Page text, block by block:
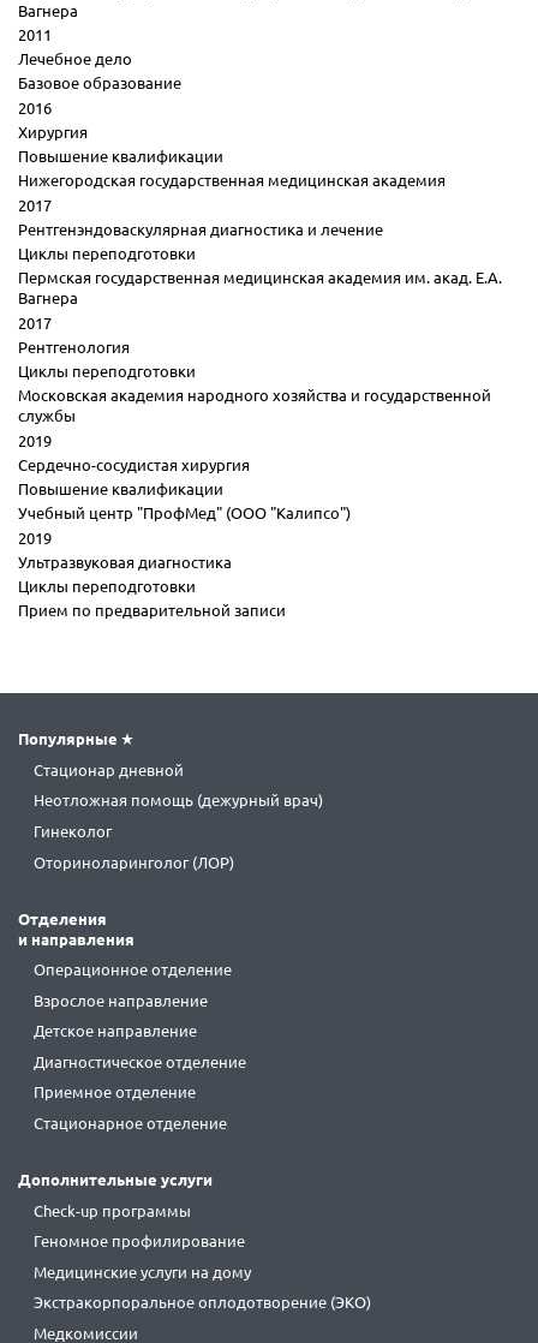
Вагнера
2011
Лечебное дело
Базовое образование
2016
Хирургия
Повышение квалификации
Нижегородская государственная медицинская академия
2017
Рентгенэндоваскулярная диагностика и лечение
Циклы переподготовки
Пермская государственная медицинская академия им. акад. Е.А.
Вагнера
2017
Рентгенология
Циклы переподготовки
Московская академия народного хозяйства и государственной
службы
2019
Сердечно-сосудистая хирургия
Повышение квалификации
Учебный центр "ПрофМед" (ООО "Калипсо")
2019
Ультразвуковая диагностика
Циклы переподготовки
Прием по предварительной записи
Популярные
Стационар дневной
Неотложная помощь (дежурный врач)
Гинеколог
Оториноларинголог (ЛОР)
Отделения
и направления
Операционное отделение
Взрослое направление
Детское направление
Диагностическое отделение
Приемное отделение
Стационарное отделение
Дополнительные услуги
Check-up программы
Геномное профилирование
Медицинские услуги на дому
Экстракорпоральное оплодотворение (ЭКО)
Медкомиссии